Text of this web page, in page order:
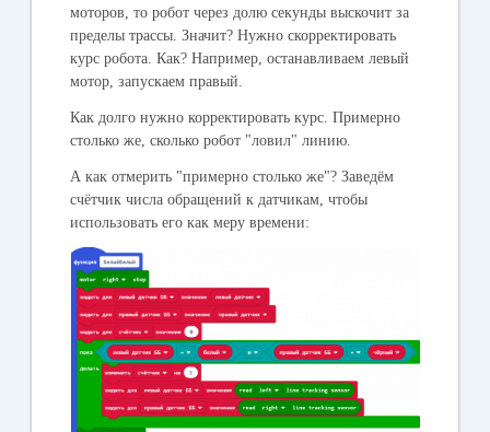
моторов, то робот через долю секунды выскочит за
пределы трассы. Значит? Нужно скорректировать
курс робота. Как? Например, останавливаем левый
мотор, запускаем правый.
Как долго нужно корректировать курс. Примерно
столько же, сколько робот "ловил" линию.
А как отмерить "примерно столько же"? Заведём
счётчик числа обращений к датчикам, чтобы
использовать его как меру времени: